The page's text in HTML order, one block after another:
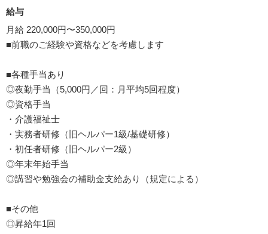
給与
月給 220,000円〜350,000円
■前職のご経験や資格などを考慮します
■各種手当あり
◎夜勤手当（5,000円／回：月平均5回程度）
◎資格手当
・介護福祉士
・実務者研修（旧ヘルパー1級/基礎研修）
・初任者研修（旧ヘルパー2級）
◎年末年始手当
◎講習や勉強会の補助金支給あり（規定による）
■その他
◎昇給年1回